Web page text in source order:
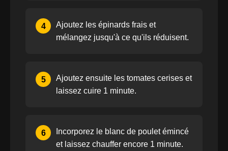
4
Ajoutez les épinards frais et
mélangez jusqu'à ce qu'ils réduisent.
5
Ajoutez ensuite les tomates cerises et
laissez cuire 1 minute.
6
Incorporez le blanc de poulet émincé
et laissez chauffer encore 1 minute.